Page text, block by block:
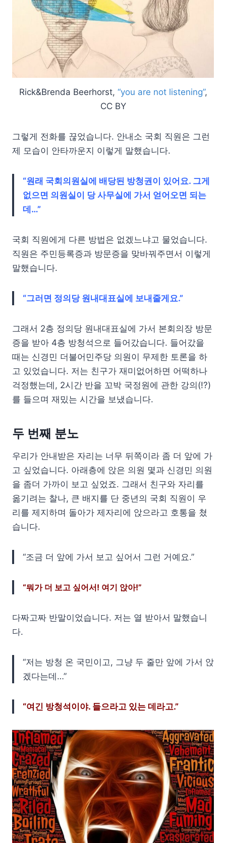
Rick&Brenda Beerhorst, “you are not listening”,
CC BY
그렇게 전화를 끊었습니다. 안내소 국회 직원은 그런
제 모습이 안타까운지 이렇게 말했습니다.
“원래 국회의원실에 배당된 방청권이 있어요. 그게
없으면 의원실이 당 사무실에 가서 얻어오면 되는
데…”
국회 직원에게 다른 방법은 없겠느냐고 물었습니다.
직원은 주민등록증과 방문증을 맞바꿔주면서 이렇게
말했습니다.
“그러면 정의당 원내대표실에 보내줄게요.”
그래서 2층 정의당 원내대표실에 가서 본회의장 방문
증을 받아 4층 방청석으로 들어갔습니다. 들어갔을
때는 신경민 더불어민주당 의원이 무제한 토론을 하
고 있었습니다. 저는 친구가 재미없어하면 어떡하나
걱정했는데, 2시간 반을 꼬박 국정원에 관한 강의(!?)
를 들으며 재밌는 시간을 보냈습니다.
두 번째 분노
우리가 안내받은 자리는 너무 뒤쪽이라 좀 더 앞에 가
고 싶었습니다. 아래층에 앉은 의원 몇과 신경민 의원
을 좀더 가까이 보고 싶었죠. 그래서 친구와 자리를
옮기려는 찰나, 큰 배지를 단 중년의 국회 직원이 우
리를 제지하며 돌아가 제자리에 앉으라고 호통을 쳤
습니다.
“조금 더 앞에 가서 보고 싶어서 그런 거예요.”
“뭐가 더 보고 싶어서! 여기 앉아!”
다짜고짜 반말이었습니다. 저는 열 받아서 말했습니
다.
“저는 방청 온 국민이고, 그냥 두 줄만 앞에 가서 앉
겠다는데…”
“여긴 방청석이야. 들으라고 있는 데라고.”